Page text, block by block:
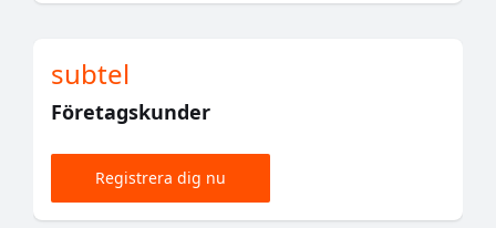
subtel
Företagskunder
Registrera dig nu